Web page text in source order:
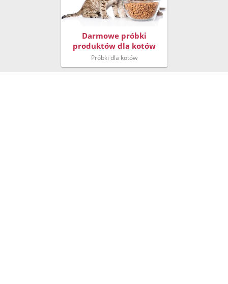
Darmowe próbki
produktów dla kotów
Próbki dla kotów